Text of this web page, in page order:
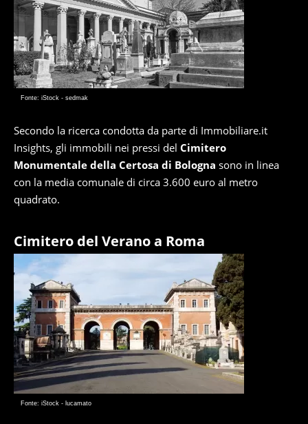
Fonte: iStock - sedmak
Secondo la ricerca condotta da parte di Immobiliare.it
Insights, gli immobili nei pressi del Cimitero
Monumentale della Certosa di Bologna sono in linea
con la media comunale di circa 3.600 euro al metro
quadrato.
Cimitero del Verano a Roma
Fonte: iStock - lucamato